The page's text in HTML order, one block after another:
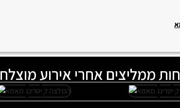
ממליצים אחרי אירוע מוצלח